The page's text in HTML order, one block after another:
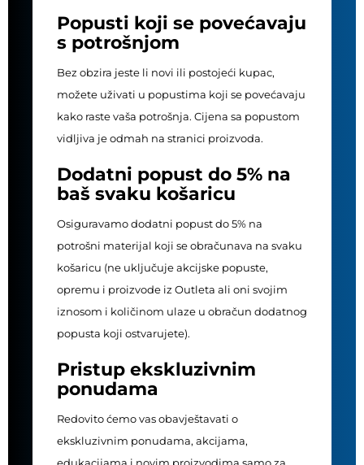
Popusti koji se povećavaju
s potrošnjom
Bez obzira jeste li novi ili postojeći kupac,
možete uživati u popustima koji se povećavaju
kako raste vaša potrošnja. Cijena sa popustom
vidljiva je odmah na stranici proizvoda.
Dodatni popust do 5% na
baš svaku košaricu
Osiguravamo dodatni popust do 5% na
potrošni materijal koji se obračunava na svaku
košaricu (ne uključuje akcijske popuste,
opremu i proizvode iz Outleta ali oni svojim
iznosom i količinom ulaze u obračun dodatnog
popusta koji ostvarujete).
Pristup ekskluzivnim
ponudama
Redovito ćemo vas obavještavati o
ekskluzivnim ponudama, akcijama,